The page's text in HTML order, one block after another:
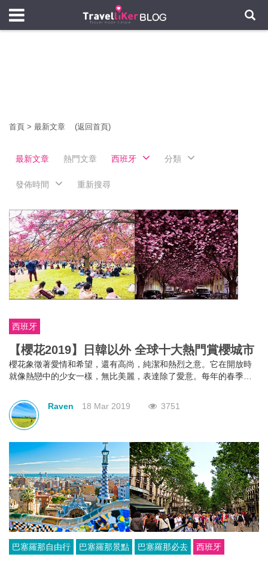
首頁 > 最新文章 (返回首頁)
最新文章 熱門文章 西班牙 分類
發佈時間 重新搜尋
西班牙
【櫻花2019】日韓以外 全球十大熱門賞櫻城市
櫻花象徵著愛情和希望，還有高尚，純潔和熱烈之意。它在開放時
就像熱戀中的少女一樣，無比美麗，表達除了愛意。每年的春季時
著希望，有美好的寓意。賞櫻花一般都會想到去日本或者韓國，其
實除了日本韓國外，像泰國、美國、西班牙、澳洲、德國等地都有
櫻花可以觀賞，快來一起看看有哪些好玩的吧！
Raven 18 Mar 2019 3751
巴塞羅那自由行 巴塞羅那景點 巴塞羅那必去 西班牙